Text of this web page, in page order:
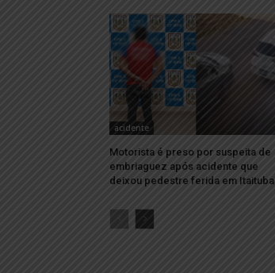
acidente
Motorista é preso por suspeita de
embriaguez após acidente que
deixou pedestre ferida em Itaituba